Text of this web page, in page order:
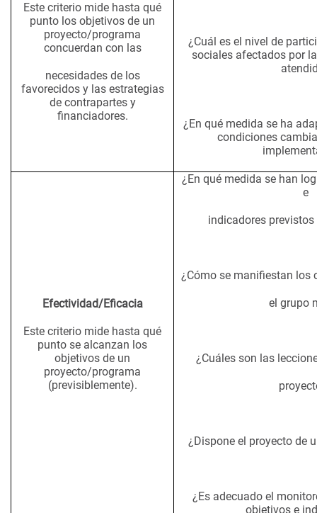
Este criterio mide hasta qué
punto los objetivos de un
proyecto/programa
concuerdan con las
necesidades de los
favorecidos y las estrategias
de contrapartes y
financiadores.
¿Cuál es el nivel de
sociales afectados por
¿En qué medida se ha
condiciones
Efectividad/Eficacia
Este criterio mide hasta qué
punto se alcanzan los
objetivos de un
proyecto/programa
(previsiblemente).
¿En qué medida se han
e
indicadores
¿Cómo se manifiestan los
el grupo
¿Cuáles son las
¿Dispone el proyecto de
¿Es adecuado el
objetivos e